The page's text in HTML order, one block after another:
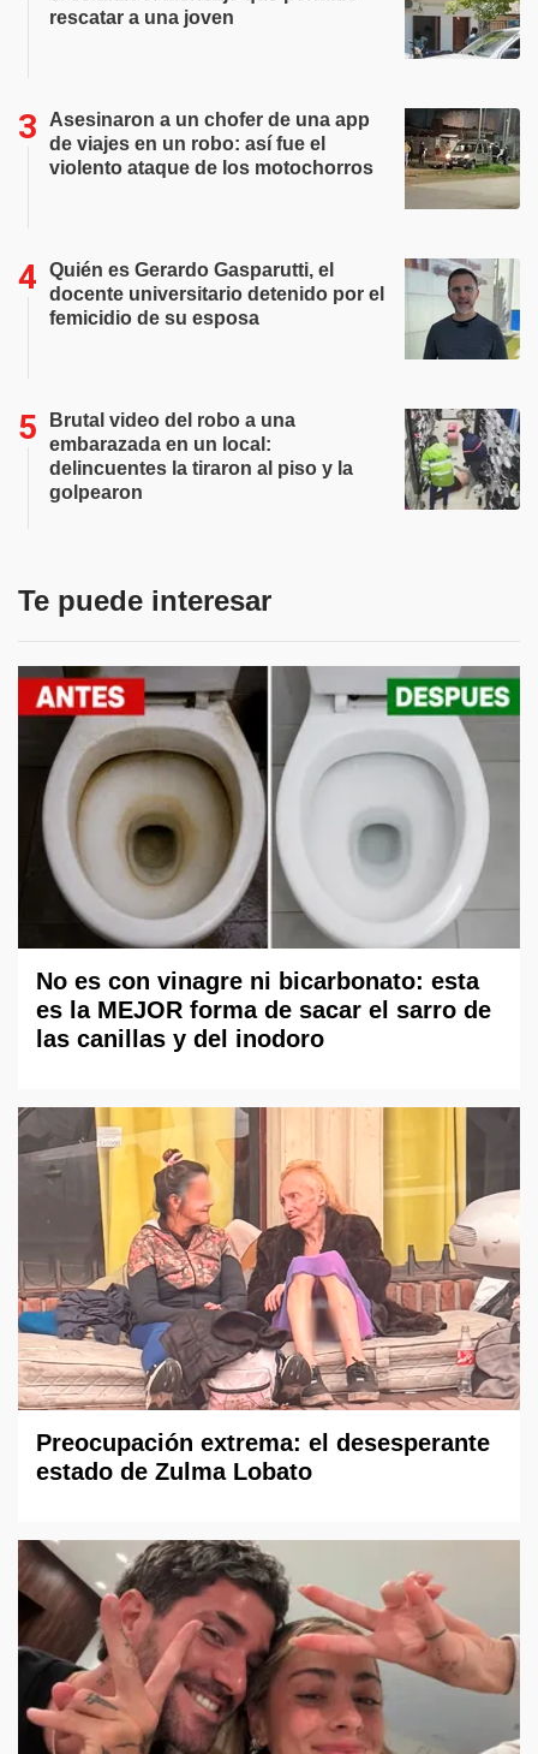
rescatar a una joven
Asesinaron a un chofer de una app
de viajes en un robo: así fue el
violento ataque de los motochorros
Quién es Gerardo Gasparutti, el
docente universitario detenido por el
femicidio de su esposa
Brutal video del robo a una
embarazada en un local:
delincuentes la tiraron al piso y la
golpearon
Te puede interesar
No es con vinagre ni bicarbonato: esta
es la MEJOR forma de sacar el sarro de
las canillas y del inodoro
Preocupación extrema: el desesperante
estado de Zulma Lobato